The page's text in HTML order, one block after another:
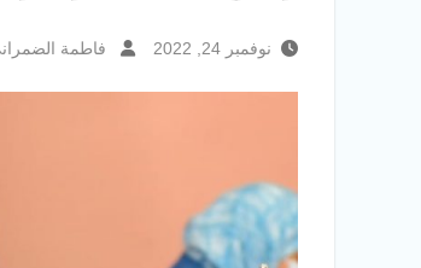
نوفمبر 24, 2022 فاطمة